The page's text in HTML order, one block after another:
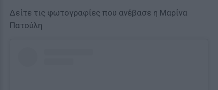
Δείτε τις φωτογραφίες που ανέβασε η Μαρίνα
Πατούλη